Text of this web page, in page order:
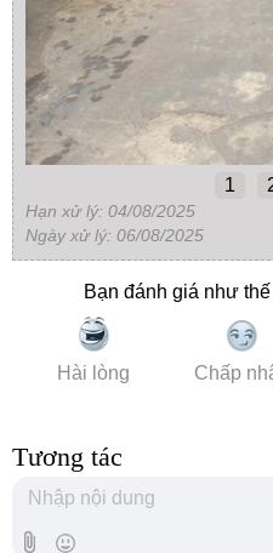
1
Hạn xử lý: 04/08/2025
Ngày xử lý: 06/08/2025
Bạn đánh giá như
Hài lòng Chấp
Tương tác